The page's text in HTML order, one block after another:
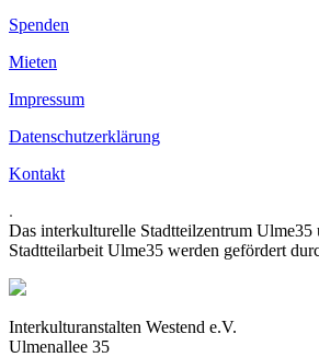
Spenden
Mieten
Impressum
Datenschutzerklärung
Kontakt
.
Das interkulturelle Stadtteilzentrum
Stadtteilarbeit Ulme35 werden gefördert
Interkulturanstalten Westend e.V.
Ulmenallee 35